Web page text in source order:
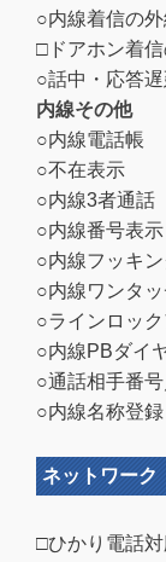
○内線着信の
□ドアホン着
○話中・応答
内線その他
○内線電話帳
○不在表示
○内線3者通話
○内線番号表示
○内線フッキ
○内線ワンタ
○ラインロック
○内線PBダイ
○通話相手番
○内線名称登録
ネットワーク
□ひかり電話